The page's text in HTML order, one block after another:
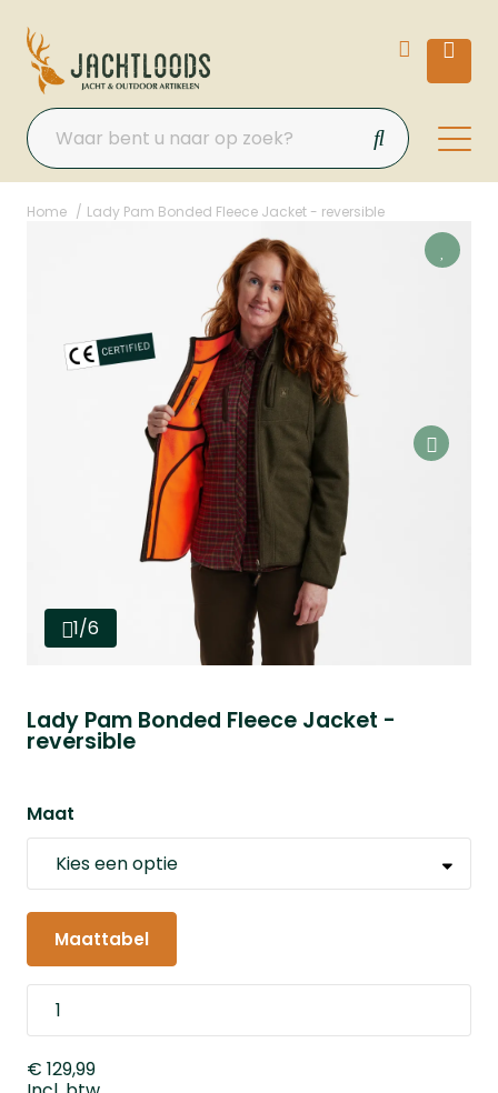
Home Lady Pam Bonded Fleece Jacket - reversible
1/6
Lady Pam Bonded Fleece Jacket -
reversible
Maat
Maattabel
€ 129,99